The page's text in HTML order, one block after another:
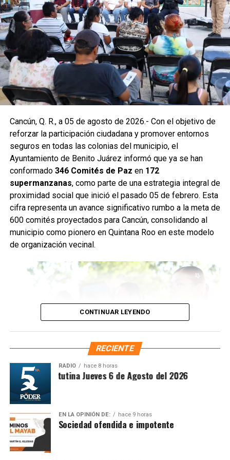
En la Supermanzana 200 se edificaron dos pozos sobre la
avenida Hacienda de Chunchucmil, mientras que en la
Supermanzana 201 se construyó uno más en la
intersección de las avenidas Hacienda de Chunchucmil y
Hacienda de la Ciénega. Estas acciones forman parte de
un programa mayor que incluye trabajos en las
supermanzanas 93, 94, 95, 96, 99, 100, 101, 102, 105, 251,
255 y 517.
Como parte de las labores permanentes de prevención,
también se realizaron desazolves en pozos de absorción
de las supermanzanas 213 y 235, donde personal de
Servicios Públicos retiró basura vegetal, tierra y otros
desechos que obstruyen el flujo pluvial. En la
Supermanzana 235 se complementó la jornada con una
brigada de descacharrización para evitar la formación de
basureros clandestinos y promover la correcta
disposición de muebles, electrodomésticos y llantas.
Fuente: 5to Poder Agencia de Noticias
Cancún, Q. R., a 05 de agosto de 2026.- Con el objetivo de
reforzar la participación ciudadana y promover entornos
seguros en todas las colonias del municipio, el
Ayuntamiento de Benito Juárez informó que ya se han
conformado 346 Comités de Paz en 172
supermanzanas, como parte de una estrategia integral de
proximidad social que inició el pasado 05 de febrero. Esta
cifra representa un avance significativo rumbo a la meta de
600 comités proyectados para Cancún, consolidando al
municipio como pionero en Quintana Roo en este modelo
de organización vecinal.
Desde su implementación, los comités han permitido que
las y los habitantes gestionen mejoras en temas
prioritarios como
social y atención comunitaria. La estrategia comenzó en la
CONTINUAR LEYENDO
RECIENTE
RADIO hace 8 horas
Síntesis Matutina Jueves 6 de Agosto del 2026
EN LA OPINIÓN DE: hace 9 horas
Sociedad ofendida e impotente